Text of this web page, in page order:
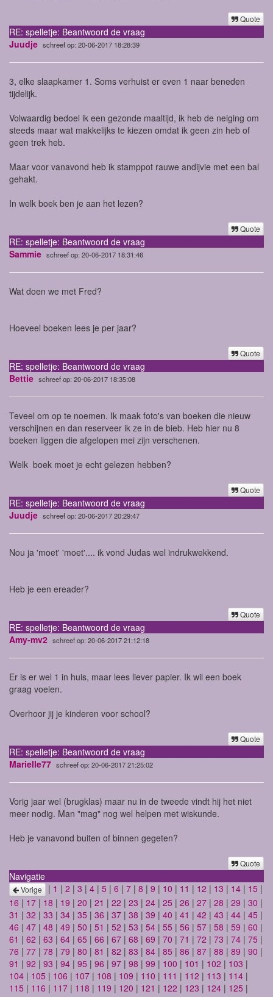
Quote
RE: spelletje: Beantwoord de vraag
Juudje schreef op: 20-06-2017 18:28:39
3, elke slaapkamer 1. Soms verhuist er even 1 naar beneden
tijdelijk.
Volwaardig bedoel ik een gezonde maaltijd, ik heb de neiging om
steeds maar wat makkelijks te kiezen omdat ik geen zin heb of
geen trek heb.
Maar voor vanavond heb ik stamppot rauwe andijvie met een bal
gehakt.
In welk boek ben je aan het lezen?
Quote
RE: spelletje: Beantwoord de vraag
Sammie schreef op: 20-06-2017 18:31:46
Wat doen we met Fred?
Hoeveel boeken lees je per jaar?
Quote
RE: spelletje: Beantwoord de vraag
Bettie schreef op: 20-06-2017 18:35:08
Teveel om op te noemen. Ik maak foto's van boeken die nieuw
verschijnen en dan reserveer ik ze in de bieb. Heb hier nu 8
boeken liggen die afgelopen mei zijn verschenen.
Welk boek moet je echt gelezen hebben?
Quote
RE: spelletje: Beantwoord de vraag
Juudje schreef op: 20-06-2017 20:29:47
Nou ja 'moet' 'moet'.... ik vond Judas wel indrukwekkend.
Heb je een ereader?
Quote
RE: spelletje: Beantwoord de vraag
Amy-mv2 schreef op: 20-06-2017 21:12:18
Er is er wel 1 in huis, maar lees liever papier. Ik wil een boek
graag voelen.
Overhoor jij je kinderen voor school?
Quote
RE: spelletje: Beantwoord de vraag
Marielle77 schreef op: 20-06-2017 21:25:02
Vorig jaar wel (brugklas) maar nu in de tweede vindt hij het niet
meer nodig. Man "mag" nog wel helpen met wiskunde.
Heb je vanavond buiten of binnen gegeten?
Quote
Navigatie
Vorige | 1 | 2 | 3 | 4 | 5 | 6 | 7 | 8 | 9 | 10 | 11 | 12 | 13 | 14 | 15 |
16 | 17 | 18 | 19 | 20 | 21 | 22 | 23 | 24 | 25 | 26 | 27 | 28 | 29 | 30 |
31 | 32 | 33 | 34 | 35 | 36 | 37 | 38 | 39 | 40 | 41 | 42 | 43 | 44 | 45 |
46 | 47 | 48 | 49 | 50 | 51 | 52 | 53 | 54 | 55 | 56 | 57 | 58 | 59 | 60 |
61 | 62 | 63 | 64 | 65 | 66 | 67 | 68 | 69 | 70 | 71 | 72 | 73 | 74 | 75 |
76 | 77 | 78 | 79 | 80 | 81 | 82 | 83 | 84 | 85 | 86 | 87 | 88 | 89 | 90 |
91 | 92 | 93 | 94 | 95 | 96 | 97 | 98 | 99 | 100 | 101 | 102 | 103 |
104 | 105 | 106 | 107 | 108 | 109 | 110 | 111 | 112 | 113 | 114 |
115 | 116 | 117 | 118 | 119 | 120 | 121 | 122 | 123 | 124 | 125 |